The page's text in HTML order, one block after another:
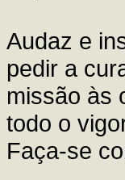
Audaz e
pedir a
missão às
todo o
Faça-se